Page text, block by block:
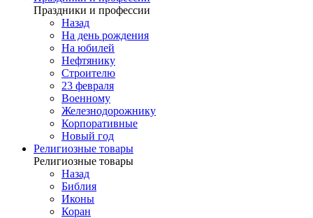
Праздники и профессии
Назад
На день рождения
На юбилей
Нефтянику
Строителю
23 февраля
Военному
Железнодорожнику
Корпоративные
Новый год
Религиозные товары
Религиозные товары
Назад
Библия
Иконы
Коран